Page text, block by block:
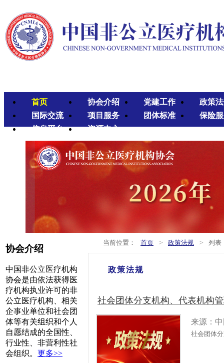
首页 协会介绍 党建工作
政策
国际交流
项目服务 团体标准
保险
信息平台
资源中心
协会介绍
中国非公立医疗机构
协会是由依法获得医
疗机构执业许可的非
公立医疗机构、相关
企事业单位和社会团
体等有关组织和个人
自愿结成的全国性、
行业性、非营利性社
会组织。 更多>>
当前位置： 首页 > 政策法规 > 列表
政策法规
社会团体分支机构、代表机构
来源：
社会团体